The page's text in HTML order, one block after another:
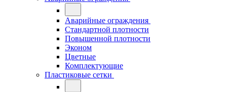
Аварийные ограждения
Стандартной плотности
Повышенной плотности
Эконом
Цветные
Комплектующие
Пластиковые сетки